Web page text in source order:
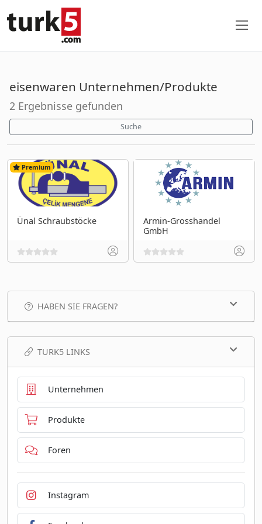
eisenwaren Unternehmen/Produkte
2 Ergebnisse gefunden
Suche
Premium
Ünal Schraubstöcke
Armin-Grosshandel
GmbH
HABEN SIE FRAGEN?
TURK5 LINKS
Unternehmen
Produkte
Foren
Instagram